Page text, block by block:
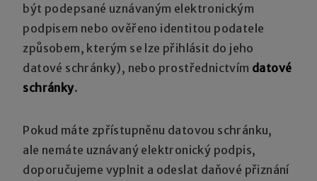
být podepsané uznávaným elektronickým
podpisem nebo ověřeno identitou podatele
způsobem, kterým se lze přihlásit do jeho
datové schránky), nebo prostřednictvím datové
schránky.
Pokud máte zpřístupněnu datovou schránku,
ale nemáte uznávaný elektronický podpis,
doporučujeme vyplnit a odeslat daňové přiznání